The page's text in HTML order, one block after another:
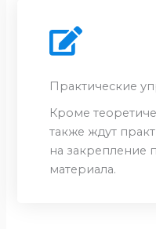
Практические
Кроме
также ждут
на закрепление
материала.